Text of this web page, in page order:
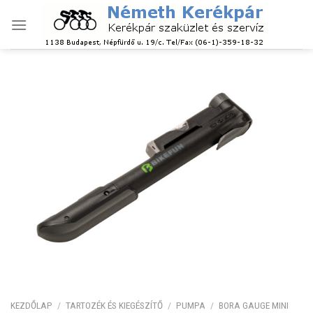
KEZDŐLAP / TARTOZÉK ÉS KIEGÉSZÍTŐ / PUMPA / BORA GAUGE MINI